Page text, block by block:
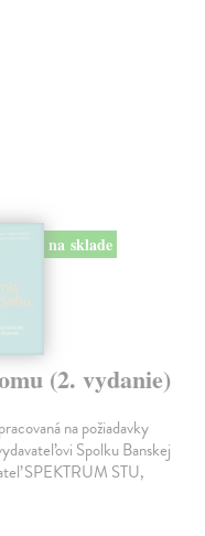
na sklade
(2. vydanie)
na požiadavky
Spolku Banskej
SPEKTRUM STU,